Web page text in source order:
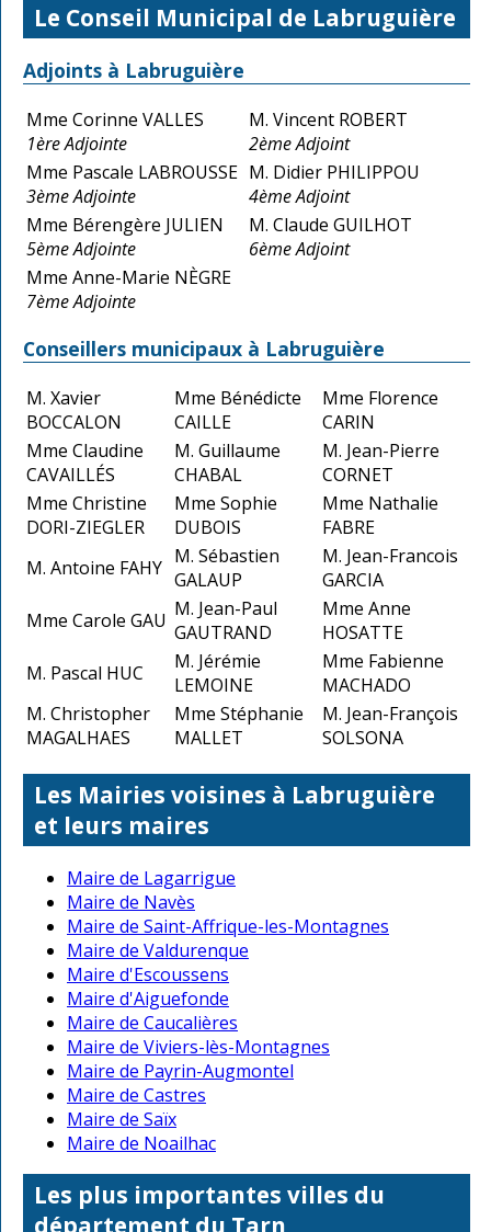
Le Conseil Municipal de Labruguière
Adjoints à Labruguière
Mme Corinne VALLES
1ère Adjointe
M. Vincent ROBERT
2ème Adjoint
Mme Pascale LABROUSSE
3ème Adjointe
M. Didier PHILIPPOU
4ème Adjoint
Mme Bérengère JULIEN
5ème Adjointe
M. Claude GUILHOT
6ème Adjoint
Mme Anne-Marie NÈGRE
7ème Adjointe
Conseillers municipaux à Labruguière
M. Xavier
BOCCALON
Mme Bénédicte
CAILLE
Mme Florence
CARIN
Mme Claudine
CAVAILLÉS
M. Guillaume
CHABAL
M. Jean-Pierre
CORNET
Mme Christine
DORI-ZIEGLER
Mme Sophie
DUBOIS
Mme Nathalie
FABRE
M. Antoine FAHY M. Sébastien
GALAUP
M. Jean-Francois
GARCIA
Mme Carole GAU M. Jean-Paul
GAUTRAND
Mme Anne
HOSATTE
M. Pascal HUC
M. Jérémie
LEMOINE
Mme Fabienne
MACHADO
M. Christopher
MAGALHAES
Mme Stéphanie
MALLET
M. Jean-François
SOLSONA
Les Mairies voisines à Labruguière
et leurs maires
Maire de Lagarrigue
Maire de Navès
Maire de Saint-Affrique-les-Montagnes
Maire de Valdurenque
Maire d'Escoussens
Maire d'Aiguefonde
Maire de Caucalières
Maire de Viviers-lès-Montagnes
Maire de Payrin-Augmontel
Maire de Castres
Maire de Saïx
Maire de Noailhac
Les plus importantes villes du
département du Tarn